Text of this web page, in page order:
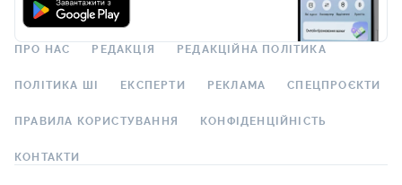
ПРО НАС РЕДАКЦІЯ РЕДАКЦІЙНА ПОЛІТИКА
ПОЛІТИКА ШІ ЕКСПЕРТИ РЕКЛАМА СПЕЦПРОЄКТИ
ПРАВИЛА КОРИСТУВАННЯ КОНФІДЕНЦІЙНІСТЬ
КОНТАКТИ